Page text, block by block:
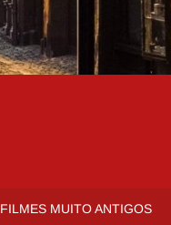
FILMES MUITO ANTIGOS